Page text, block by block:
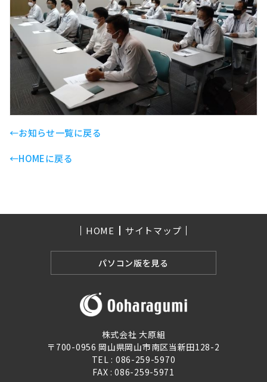
←お知らせ一覧に戻る
←HOMEに戻る
HOME サイトマップ
パソコン版を見る
株式会社 大原組
〒700-0956 岡山県岡山市南区当新田128-2
TEL : 086-259-5970
FAX : 086-259-5971